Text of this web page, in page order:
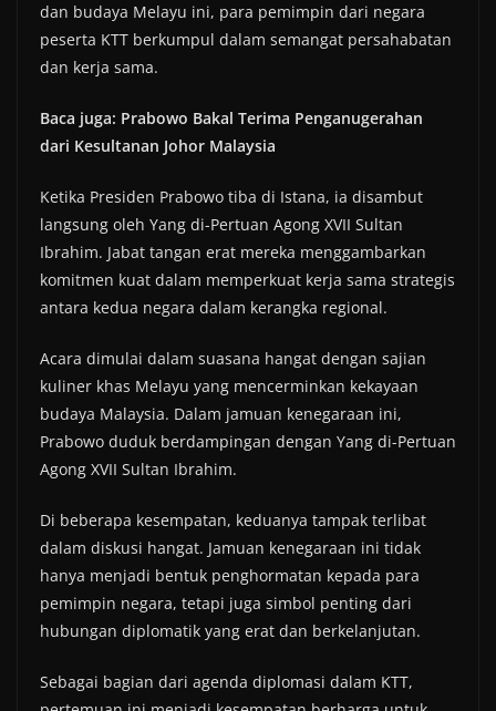
dan budaya Melayu ini, para pemimpin dari negara
peserta KTT berkumpul dalam semangat persahabatan
dan kerja sama.
Baca juga: Prabowo Bakal Terima Penganugerahan
dari Kesultanan Johor Malaysia
Ketika Presiden Prabowo tiba di Istana, ia disambut
langsung oleh Yang di-Pertuan Agong XVII Sultan
Ibrahim. Jabat tangan erat mereka menggambarkan
komitmen kuat dalam memperkuat kerja sama strategis
antara kedua negara dalam kerangka regional.
Acara dimulai dalam suasana hangat dengan sajian
kuliner khas Melayu yang mencerminkan kekayaan
budaya Malaysia. Dalam jamuan kenegaraan ini,
Prabowo duduk berdampingan dengan Yang di-Pertuan
Agong XVII Sultan Ibrahim.
Di beberapa kesempatan, keduanya tampak terlibat
dalam diskusi hangat. Jamuan kenegaraan ini tidak
hanya menjadi bentuk penghormatan kepada para
pemimpin negara, tetapi juga simbol penting dari
hubungan diplomatik yang erat dan berkelanjutan.
Sebagai bagian dari agenda diplomasi dalam KTT,